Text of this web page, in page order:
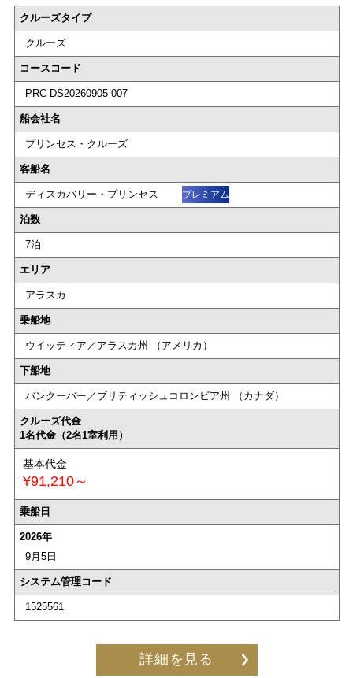
クルーズタイプ
クルーズ
コースコード
PRC-DS20260905-007
船会社名
プリンセス・クルーズ
客船名
ディスカバリー・プリンセス プレミアム
泊数
7泊
エリア
アラスカ
乗船地
ウイッティア／アラスカ州 （アメリカ）
下船地
バンクーバー／ブリティッシュコロンビア州 （カナダ）
クルーズ代金
1名代金（2名1室利用）
基本代金
¥91,210～
乗船日
2026年
9月5日
システム管理コード
1525561
詳細を見る